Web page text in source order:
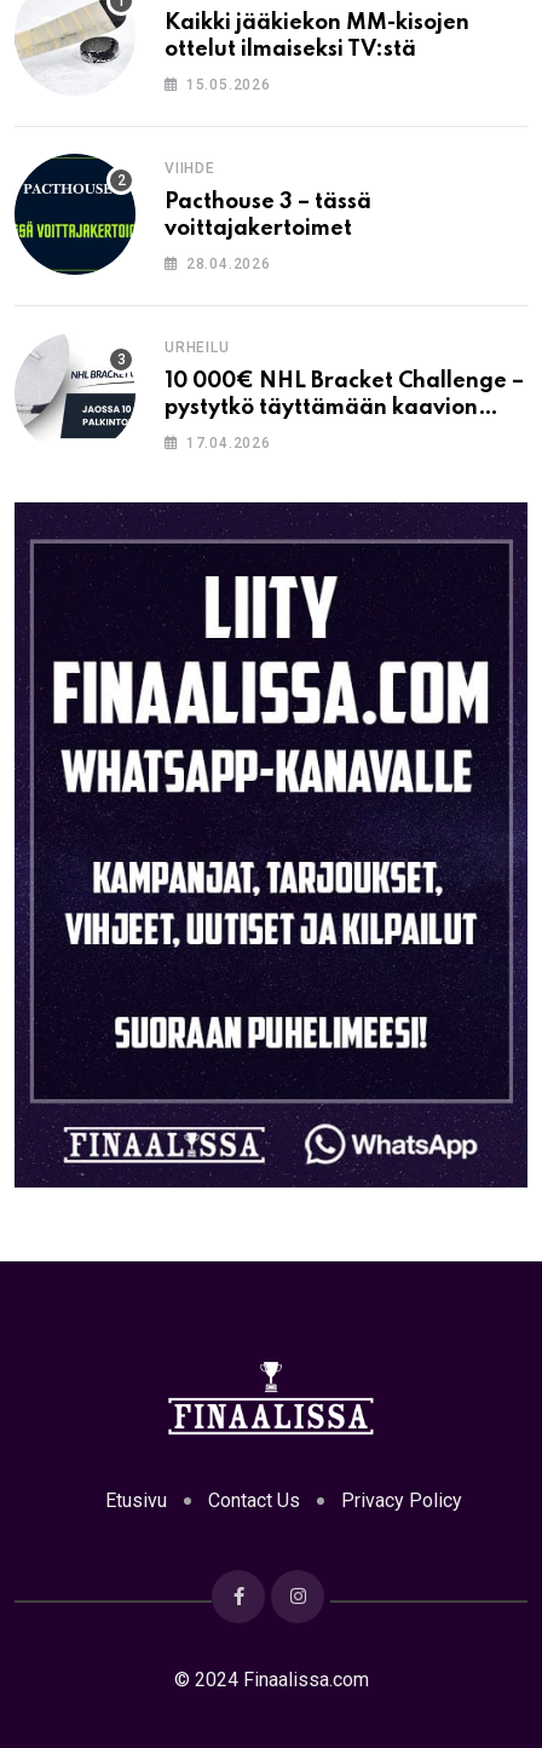
Kaikki jääkiekon MM-kisojen
ottelut ilmaiseksi TV:stä
15.05.2026
VIIHDE
Pacthouse 3 – tässä
voittajakertoimet
28.04.2026
URHEILU
10 000€ NHL Bracket Challenge –
pystytkö täyttämään kaavion
oikein?
17.04.2026
Etusivu Contact Us Privacy Policy
© 2024 Finaalissa.com